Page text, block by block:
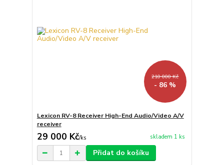
210 000 Kč
- 86 %
Lexicon RV-8 Receiver High-End Audio/Video A/V
receiver
29 000 Kč/ks skladem 1 ks
Přidat do košíku